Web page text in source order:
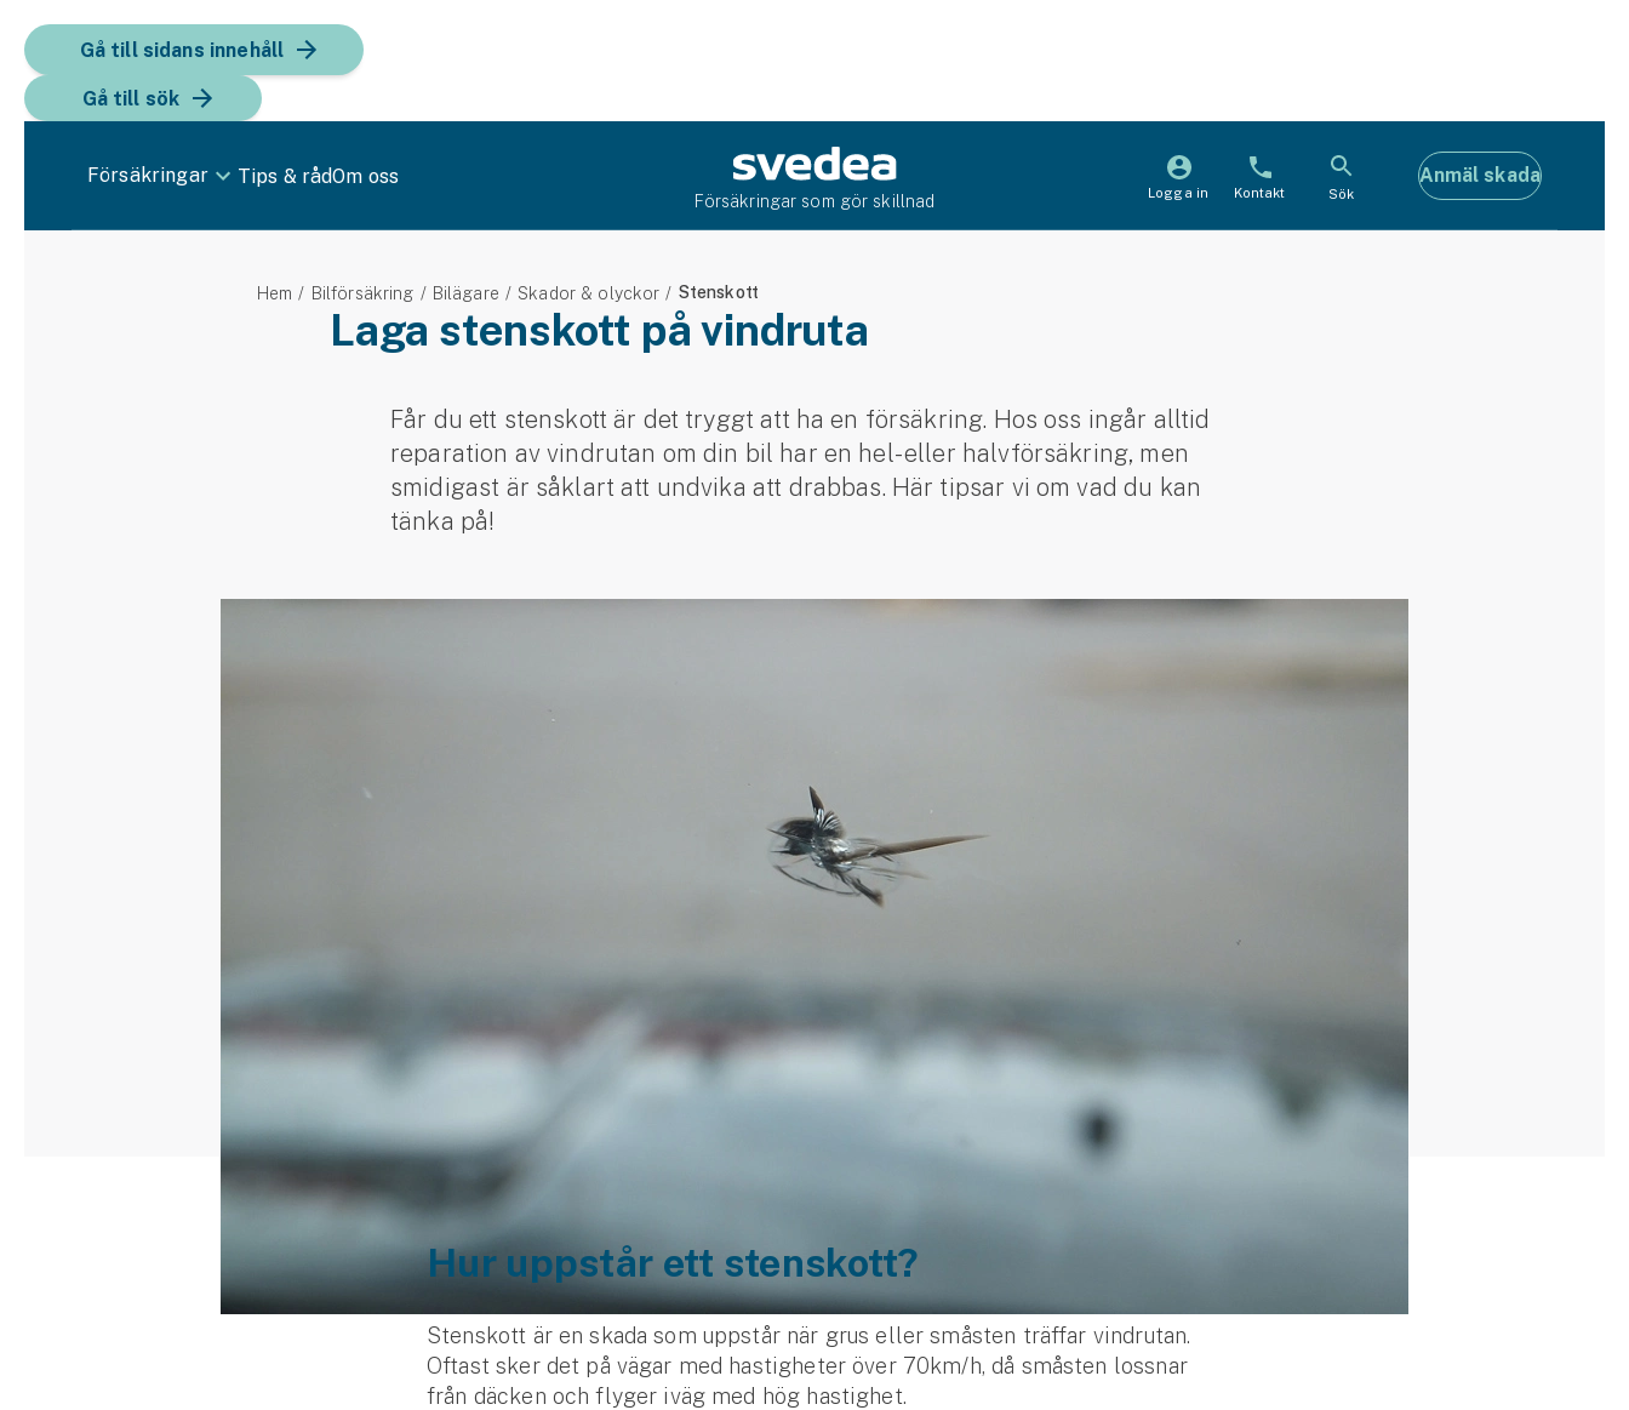
Gå till sidans innehåll
Gå till sök
Försäkringar Tips & rådOm oss
Försäkringar som gör skillnad Logga in Kontakt Sök
Anmäl skada
Hem Bilförsäkring Bilägare Skador & olyckor Stenskott
Laga stenskott på vindruta
Får du ett stenskott är det tryggt att ha en försäkring. Hos oss ingår alltid
reparation av vindrutan om din bil har en hel- eller halvförsäkring, men
smidigast är såklart att undvika att drabbas. Här tipsar vi om vad du kan
tänka på!
Hur uppstår ett stenskott?
Stenskott är en skada som uppstår när grus eller småsten träffar vindrutan.
Oftast sker det på vägar med hastigheter över 70km/h, då småsten lossnar
från däcken och flyger iväg med hög hastighet.